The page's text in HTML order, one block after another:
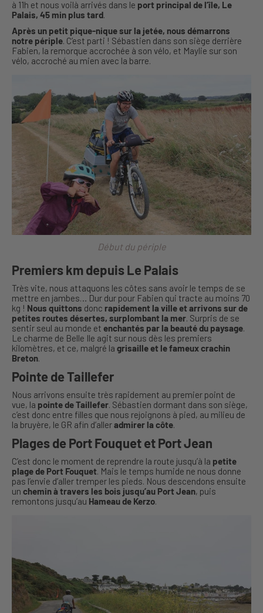
à 11h et nous voilà arrivés dans le port principal de l’île, Le
Palais, 45 min plus tard.
Après un petit pique-nique sur la jetée, nous démarrons
notre périple. C’est parti ! Sébastien dans son siège derrière
Fabien, la remorque accrochée à son vélo, et Maylie sur son
vélo, accroché au mien avec la barre.
Début du périple
Premiers km depuis Le Palais
Très vite, nous attaquons les côtes sans avoir le temps de se
mettre en jambes… Dur dur pour Fabien qui tracte au moins 70
kg ! Nous quittons donc rapidement la ville et arrivons sur de
petites routes désertes, surplombant la mer. Surpris de se
sentir seul au monde et enchantés par la beauté du paysage.
Le charme de Belle Ile agit sur nous dès les premiers
kilomètres, et ce, malgré la grisaille et le fameux crachin
Breton.
Pointe de Taillefer
Nous arrivons ensuite très rapidement au premier point de
vue, la pointe de Taillefer. Sébastien dormant dans son siège,
c’est donc entre filles que nous rejoignons à pied, au milieu de
la bruyère, le GR afin d’alleradmirer la côte.
Plages de Port Fouquet et Port Jean
C’est donc le moment de reprendre la route jusqu’à la petite
plage de Port Fouquet. Mais le temps humide ne nous donne
pas l’envie d’aller tremper les pieds. Nous descendons ensuite
un chemin à travers les bois jusqu’au Port Jean, puis
remontons jusqu’au Hameau de Kerzo.